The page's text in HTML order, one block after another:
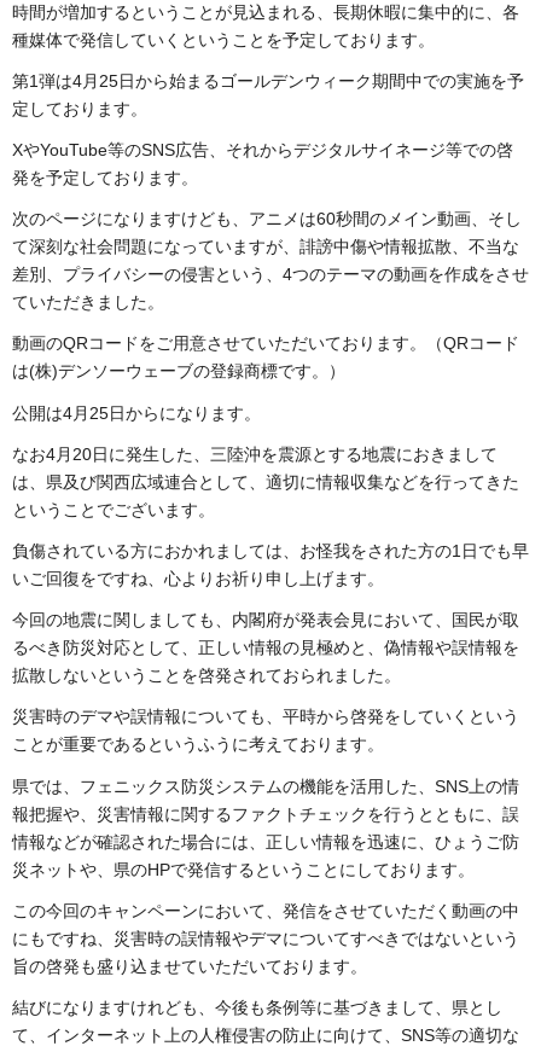
時間が増加するということが見込まれる、長期休暇に集中的に、各
種媒体で発信していくということを予定しております。
第1弾は4月25日から始まるゴールデンウィーク期間中での実施を予
定しております。
XやYouTube等のSNS広告、それからデジタルサイネージ等での啓
発を予定しております。
次のページになりますけども、アニメは60秒間のメイン動画、そし
て深刻な社会問題になっていますが、誹謗中傷や情報拡散、不当な
差別、プライバシーの侵害という、4つのテーマの動画を作成をさせ
ていただきました。
動画のQRコードをご用意させていただいております。（QRコード
は(株)デンソーウェーブの登録商標です。）
公開は4月25日からになります。
なお4月20日に発生した、三陸沖を震源とする地震におきまして
は、県及び関西広域連合として、適切に情報収集などを行ってきた
ということでございます。
負傷されている方におかれましては、お怪我をされた方の1日でも早
いご回復をですね、心よりお祈り申し上げます。
今回の地震に関しましても、内閣府が発表会見において、国民が取
るべき防災対応として、正しい情報の見極めと、偽情報や誤情報を
拡散しないということを啓発されておられました。
災害時のデマや誤情報についても、平時から啓発をしていくという
ことが重要であるというふうに考えております。
県では、フェニックス防災システムの機能を活用した、SNS上の情
報把握や、災害情報に関するファクトチェックを行うとともに、誤
情報などが確認された場合には、正しい情報を迅速に、ひょうご防
災ネットや、県のHPで発信するということにしております。
この今回のキャンペーンにおいて、発信をさせていただく動画の中
にもですね、災害時の誤情報やデマについてすべきではないという
旨の啓発も盛り込ませていただいております。
結びになりますけれども、今後も条例等に基づきまして、県とし
て、インターネット上の人権侵害の防止に向けて、SNS等の適切な